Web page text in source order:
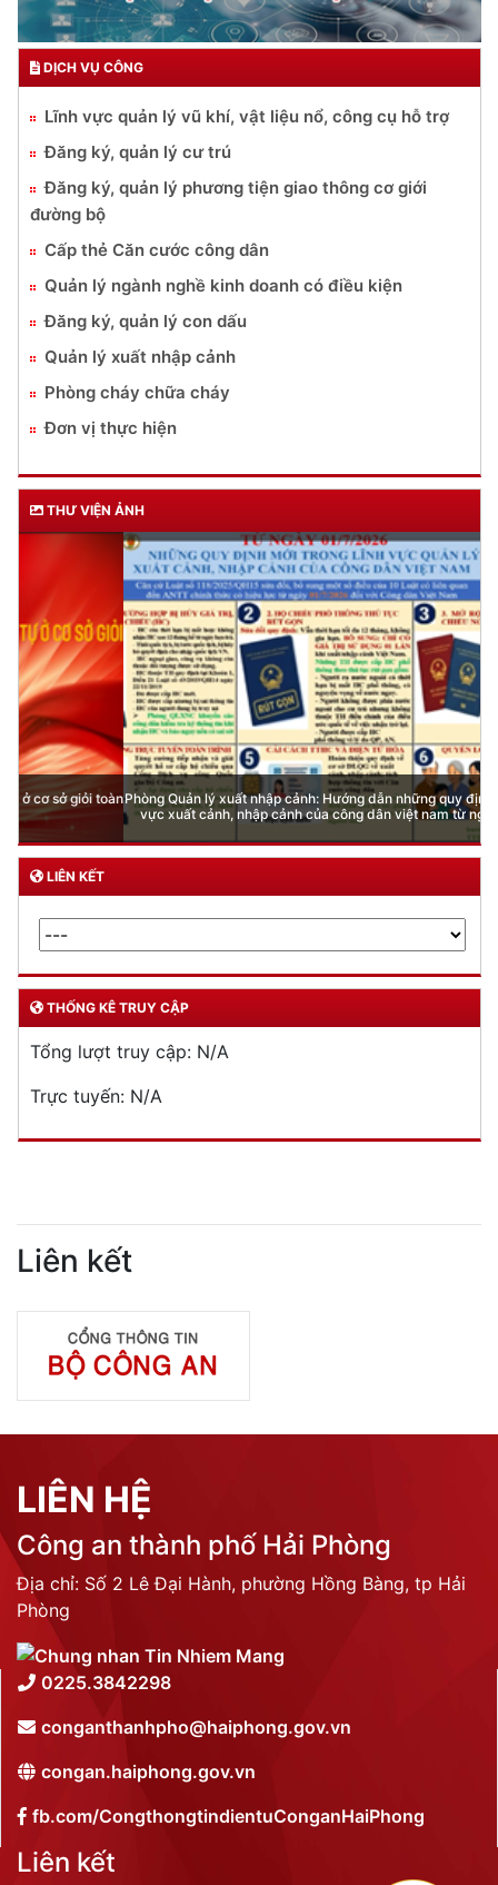
DỊCH VỤ CÔNG
Lĩnh vực quản lý vũ khí, vật liệu nổ, công cụ hỗ trợ
Đăng ký, quản lý cư trú
Đăng ký, quản lý phương tiện giao thông cơ giới
đường bộ
Cấp thẻ Căn cước công dân
Quản lý ngành nghề kinh doanh có điều kiện
Đăng ký, quản lý con dấu
Quản lý xuất nhập cảnh
Phòng cháy chữa cháy
Đơn vị thực hiện
THƯ VIỆN ẢNH
Phòng Quản lý xuất nhập cảnh: Hướng dẫn những quy định mới trong lĩnh
vực xuất cảnh, nhập cảnh của công dân việt nam từ ngày 01/7/2026
LIÊN KẾT
THỐNG KÊ TRUY CẬP
Tổng lượt truy cập: N/A
Trực tuyến: N/A
Liên kết
LIÊN HỆ
Công an thành phố Hải Phòng
Địa chỉ: Số 2 Lê Đại Hành, phường Hồng Bàng, tp Hải
Phòng
0225.3842298
conganthanhpho@haiphong.gov.vn
congan.haiphong.gov.vn
fb.com/CongthongtindientuConganHaiPhong
Liên kết